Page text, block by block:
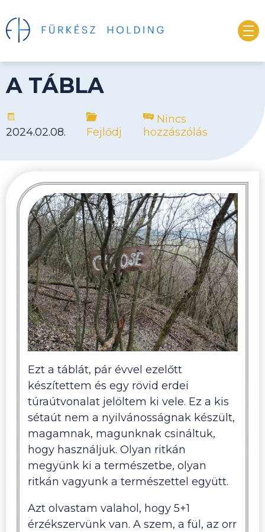
A TÁBLA
2024.02.08. Fejlődj
Nincs
hozzászólás
Ezt a táblát, pár évvel ezelőtt
készítettem és egy rövid erdei
túraútvonalat jelöltem ki vele. Ez a kis
sétaút nem a nyilvánosságnak készült,
magamnak, magunknak csináltuk,
hogy használjuk. Olyan ritkán
megyünk ki a természetbe, olyan
ritkán vagyunk a természettel együtt.
Azt olvastam valahol, hogy 5+1
érzékszervünk van. A szem, a fül, az orr